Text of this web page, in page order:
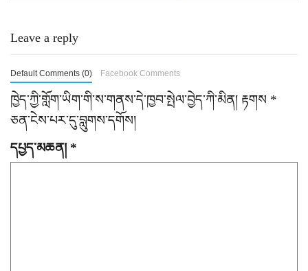
n
a
v
i
g
Leave a reply
Default Comments (0) Facebook Comments
ཁྱེད་ཀྱི་གློག་ཡིག་གི་ས་གནས་དེ་ཁྱབ་སྤེལ་བྱེད་ཀི་མིན། རྟགས *
ཅན་ངེས་པར་དུ་བླུགས་དགོས།
དཔྱད་མཆན། *